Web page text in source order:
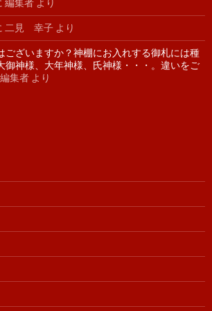
二見 幸子 より
ございますか？神棚にお入れする御札には種
御神様、大年神様、氏神様・・・。違いをご
編集者 より